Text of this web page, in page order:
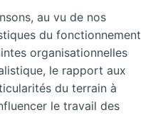
au vu de nos
du fonctionnement
organisationnelles
le rapport aux
du terrain à
le travail des